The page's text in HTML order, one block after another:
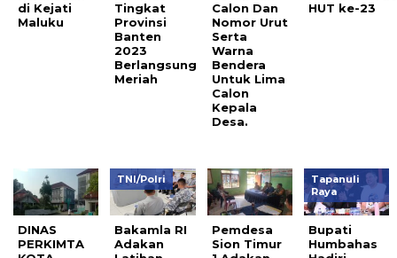
di Kejati
Maluku
Tingkat
Provinsi
Banten
2023
Berlangsung
Meriah
Calon Dan
Nomor Urut
Serta
Warna
Bendera
Untuk Lima
Calon
Kepala
Desa.
HUT ke-23
DINAS
PERKIMTA
TNI/Polri
Bakamla RI
Adakan
Pemdesa
Sion Timur
Tapanuli
Raya
Bupati
Humbahas